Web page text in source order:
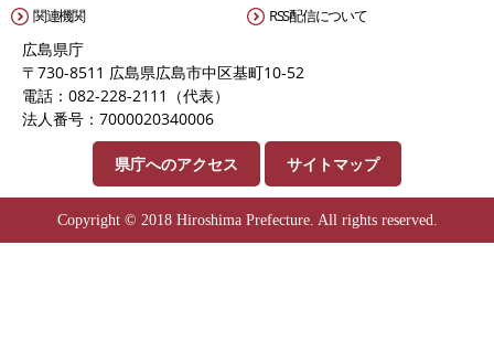
関連機関 RSS配信について
広島県庁
〒730-8511 広島県広島市中区基町10-52
電話：082-228-2111（代表）
法人番号：7000020340006
県庁へのアクセス サイトマップ
Copyright © 2018 Hiroshima Prefecture. All rights reserved.